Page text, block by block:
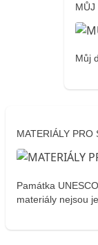
MŮJ
Můj
MATERIÁLY PRO
Památka
materiály nejsou